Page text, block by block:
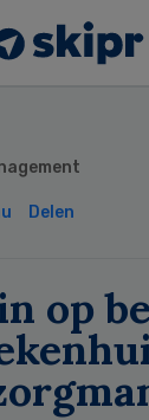
Delen
op